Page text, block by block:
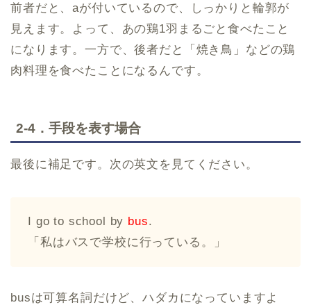
前者だと、aが付いているので、しっかりと輪郭が
見えます。よって、あの鶏1羽まるごと食べたこと
になります。一方で、後者だと「焼き鳥」などの鶏
肉料理を食べたことになるんです。
2-4．手段を表す場合
最後に補足です。次の英文を見てください。
I go to school by bus.
「私はバスで学校に行っている。」
busは可算名詞だけど、ハダカになっていますよ